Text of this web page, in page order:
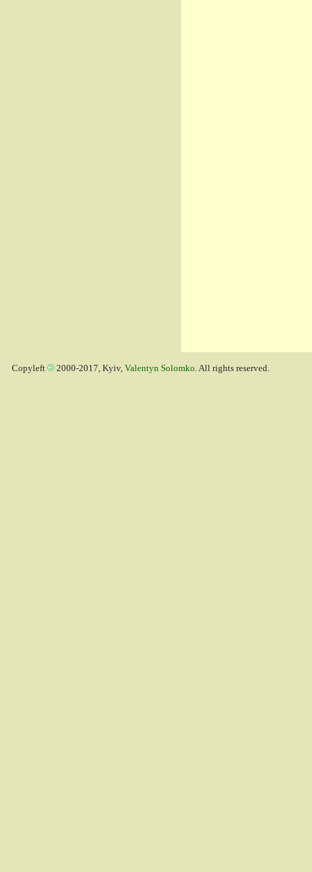
Copyleft 2000-2017, Kyiv, Valentyn Solomko. All rights reserved.